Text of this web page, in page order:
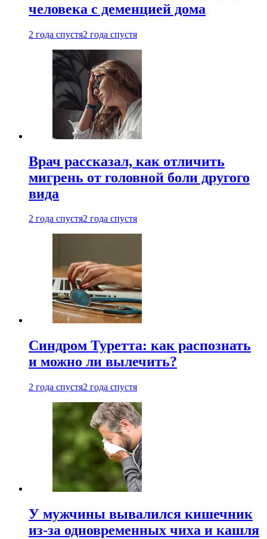
человека с деменцией дома
2 года спустя2 года спустя
Врач рассказал, как отличить
мигрень от головной боли другого
вида
2 года спустя2 года спустя
Синдром Туретта: как распознать
и можно ли вылечить?
2 года спустя2 года спустя
У мужчины вывалился кишечник
из-за одновременных чиха и кашля